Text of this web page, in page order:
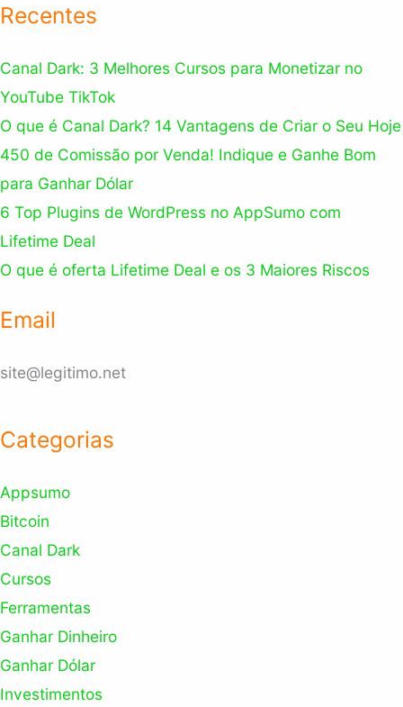
Recentes
Canal Dark: 3 Melhores Cursos para Monetizar no
YouTube TikTok
O que é Canal Dark? 14 Vantagens de Criar o Seu Hoje
450 de Comissão por Venda! Indique e Ganhe Bom
para Ganhar Dólar
6 Top Plugins de WordPress no AppSumo com
Lifetime Deal
O que é oferta Lifetime Deal e os 3 Maiores Riscos
Email
site@legitimo.net
Categorias
Appsumo
Bitcoin
Canal Dark
Cursos
Ferramentas
Ganhar Dinheiro
Ganhar Dólar
Investimentos